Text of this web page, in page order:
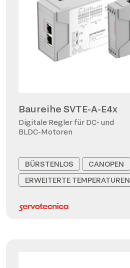
Baureihe SVTE-A-E4x
Digitale Regler für DC- und
BLDC-Motoren
BÜRSTENLOS
CANOPEN
ERWEITERTE TEMPERATUREN